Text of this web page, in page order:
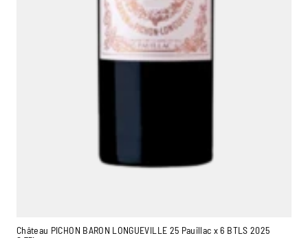
Château PICHON BARON LONGUEVILLE 25 Pauillac x 6 BTLS 2025